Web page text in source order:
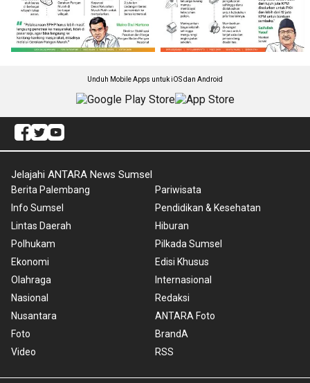
Unduh Mobile Apps untuk iOS dan Android
Jelajahi ANTARA News Sumsel
Berita Palembang
Info Sumsel
Lintas Daerah
Polhukam
Ekonomi
Olahraga
Nasional
Nusantara
Foto
Video
Pariwisata
Pendidikan & Kesehatan
Hiburan
Pilkada Sumsel
Edisi Khusus
Internasional
Redaksi
ANTARA Foto
BrandA
RSS